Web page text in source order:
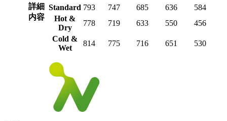
詳細
内容
Standard 793 747 685 636
584
Hot &
Dry
778 719 633 550
456
Cold &
Wet
814 775 716 651 530